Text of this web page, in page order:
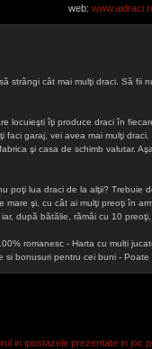
web:
strângi cât mai mulţi draci. Să fii
locuieşti îţi produce draci în
faci garaj, vei avea mai mulţi
şi casa de schimb valutar.
poţi lua draci de la alţii? Trebuie
mare şi, cu cât ai mulţi preoţi în
după bătălie, rămâi cu 10
romanesc - Harta cu multi
si bonusuri pentru cei buni -
in ipostazele prezentate in